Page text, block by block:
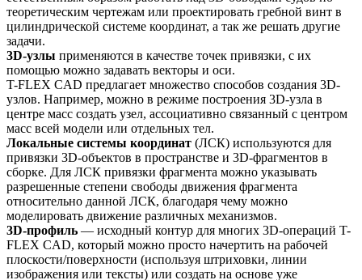
теоретическим чертежам или проектировать гребной винт в
цилиндрической системе координат, а так же решать другие
задачи.
3D-узлы применяются в качестве точек привязки, с их
помощью можно задавать векторы и оси.
T-FLEX CAD предлагает множество способов создания 3D-
узлов. Например, можно в режиме построения 3D-узла в
центре масс создать узел, ассоциативно связанный с центром
масс всей модели или отдельных тел.
Локальные системы координат (ЛСК) используются для
привязки 3D-объектов в пространстве и 3D-фрагментов в
сборке. Для ЛСК привязки фрагмента можно указывать
разрешенные степени свободы движения фрагмента
относительно данной ЛСК, благодаря чему можно
моделировать движение различных механизмов.
3D-профиль — исходный контур для многих 3D-операций T-
FLEX CAD, который можно просто начертить на рабочей
плоскости/поверхности (используя штриховки, линии
изображения или тексты) или создать на основе уже